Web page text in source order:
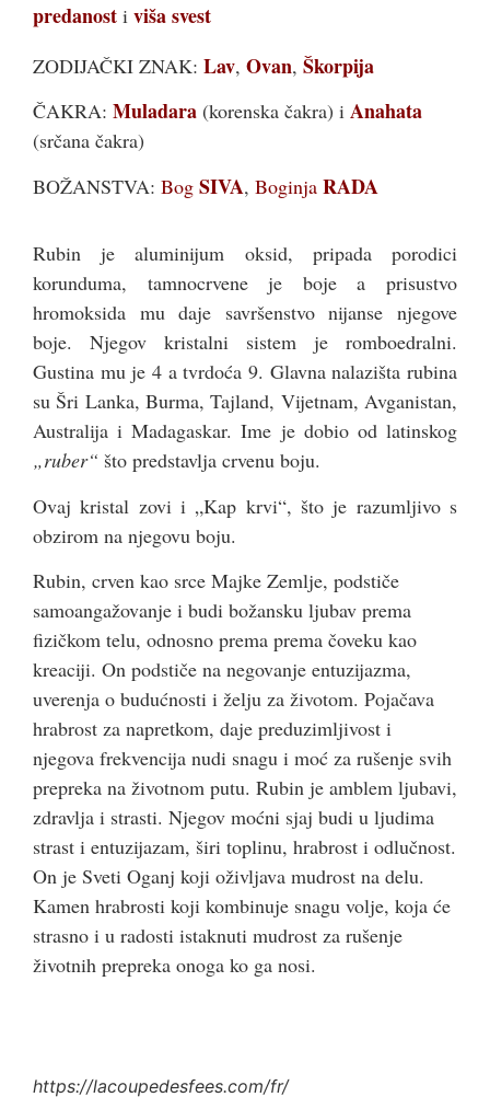
predanost i viša svest
ZODIJAČKI ZNAK: Lav, Ovan, Škorpija
ČAKRA: Muladara (korenska čakra) i Anahata
(srčana čakra)
BOŽANSTVA: Bog SIVA, Boginja RADA
Rubin je aluminijum oksid, pripada porodici
korunduma, tamnocrvene je boje a prisustvo
hromoksida mu daje savršenstvo nijanse njegove
boje. Njegov kristalni sistem je romboedralni.
Gustina mu je 4 a tvrdoća 9. Glavna nalazišta rubina
su Šri Lanka, Burma, Tajland, Vijetnam, Avganistan,
Australija i Madagaskar. Ime je dobio od latinskog
„ruber“ što predstavlja crvenu boju.
Ovaj kristal zovi i „Kap krvi“, što je razumljivo s
obzirom na njegovu boju.
Rubin, crven kao srce Majke Zemlje, podstiče
samoangažovanje i budi božansku ljubav prema
fizičkom telu, odnosno prema prema čoveku kao
kreaciji. On podstiče na negovanje entuzijazma,
uverenja o budućnosti i želju za životom. Pojačava
hrabrost za napretkom, daje preduzimljivost i
njegova frekvencija nudi snagu i moć za rušenje svih
prepreka na životnom putu. Rubin je amblem ljubavi,
zdravlja i strasti. Njegov moćni sjaj budi u ljudima
strast i entuzijazam, širi toplinu, hrabrost i odlučnost.
On je Sveti Oganj koji oživljava mudrost na delu.
Kamen hrabrosti koji kombinuje snagu volje, koja će
strasno i u radosti istaknuti mudrost za rušenje
životnih prepreka onoga ko ga nosi.
https://lacoupedesfees.com/fr/